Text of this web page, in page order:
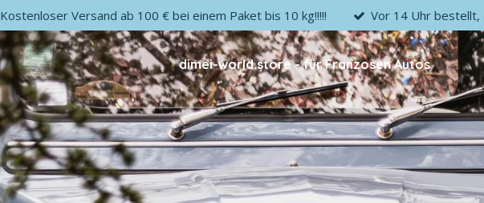
Kostenloser Versand ab 100 € bei einem Paket bis 10 kg!!!!! Vor 14 Uhr bestellt,
dimei-world.store - für Franzosen Autos